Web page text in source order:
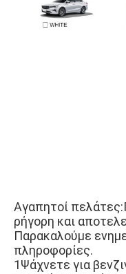
Αγαπητοί
ρήγορη και
Παρακαλούμε
πληροφορίες.
1Ψάχνετε για